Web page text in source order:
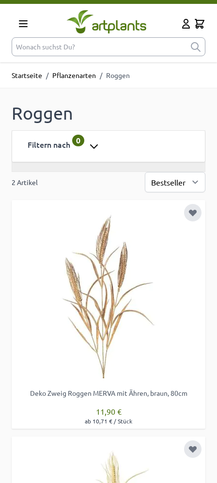
Zum Inhalt springen
Cart
Startseite / Pflanzenarten / Roggen
Roggen
Filtern nach 0
2 Artikel
Zur
Deko Zweig Roggen MERVA mit Ähren, braun, 80cm
11,90 €
ab 10,71 € / Stück
Zur